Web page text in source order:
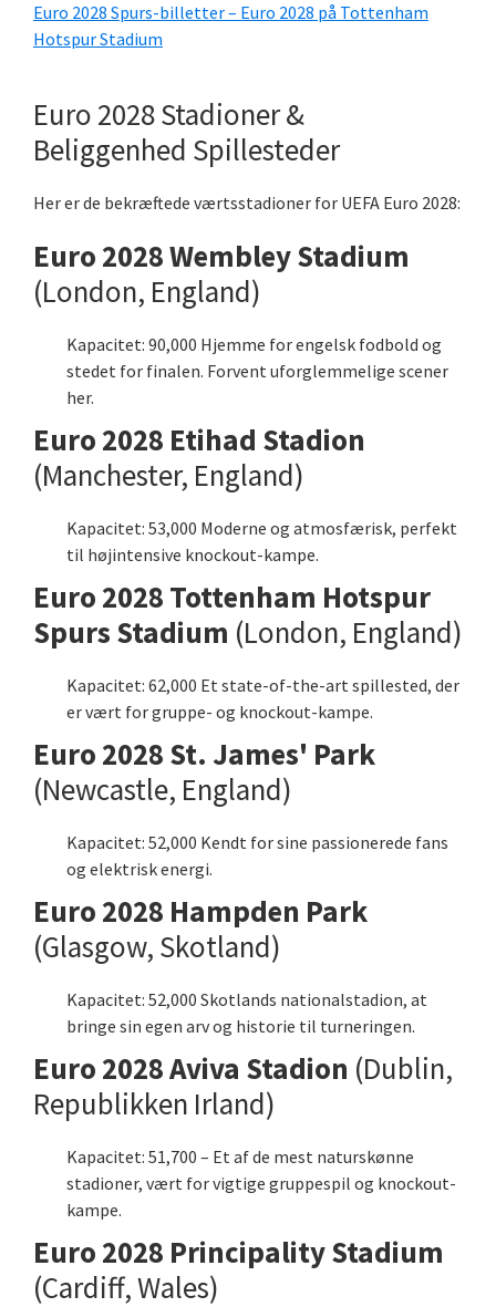
Euro 2028 Spurs-billetter – Euro 2028 på Tottenham
Hotspur Stadium
Euro 2028 Stadioner &
Beliggenhed Spillesteder
Her er de bekræftede værtsstadioner for UEFA Euro 2028:
Euro 2028 Wembley Stadium
(London, England)
Kapacitet: 90,000 Hjemme for engelsk fodbold og
stedet for finalen. Forvent uforglemmelige scener
her.
Euro 2028 Etihad Stadion
(Manchester, England)
Kapacitet: 53,000 Moderne og atmosfærisk, perfekt
til højintensive knockout-kampe.
Euro 2028 Tottenham Hotspur
Spurs Stadium (London, England)
Kapacitet: 62,000 Et state-of-the-art spillested, der
er vært for gruppe- og knockout-kampe.
Euro 2028 St. James' Park
(Newcastle, England)
Kapacitet: 52,000 Kendt for sine passionerede fans
og elektrisk energi.
Euro 2028 Hampden Park
(Glasgow, Skotland)
Kapacitet: 52,000 Skotlands nationalstadion, at
bringe sin egen arv og historie til turneringen.
Euro 2028 Aviva Stadion (Dublin,
Republikken Irland)
Kapacitet: 51,700 – Et af de mest naturskønne
stadioner, vært for vigtige gruppespil og knockout-
kampe.
Euro 2028 Principality Stadium
(Cardiff, Wales)